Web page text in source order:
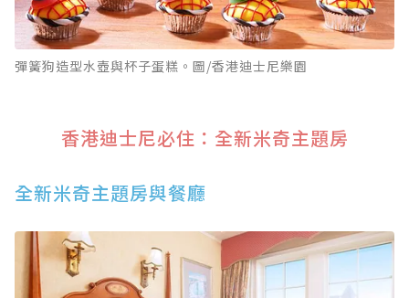
彈簧狗造型水壺與杯子蛋糕。圖/香港迪士尼樂園
香港迪士尼必住：全新米奇主題房
全新米奇主題房與餐廳